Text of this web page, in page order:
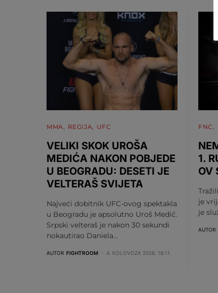
MMA REGIJA UFC
VELIKI SKOK UROŠA
MEDIĆA NAKON POBJEDE
U BEOGRADU: DESETI JE
VELTERAŠ SVIJETA
Najveći dobitnik UFC-ovog spektakla
u Beogradu je apsolutno Uroš Medić.
Srpski velteraš je nakon 30 sekundi
nokautirao Daniela…
AUTOR FIGHTROOM 4. KOLOVOZA 2026. 16:11
FNC
1.
OV
je
je
AUTOR